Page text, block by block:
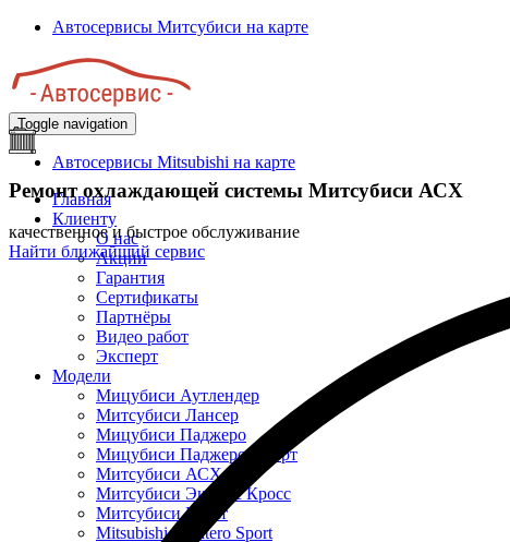
Перейти
основному
содержанию
Автосервисы Митсубиси на карте
Toggle navigation
Автосервисы Mitsubishi на карте
Главная
Клиенту
О нас
Акции
Гарантия
Сертификаты
Партнёры
Видео работ
Эксперт
Модели
Мицубиси Аутлендер
Митсубиси Лансер
Мицубиси Паджеро
Мицубиси Паджеро Спорт
Митсубиси АСХ
Митсубиси Эклипс Кросс
Митсубиси Кольт
Mitsubishi Montero Sport
Ремонт охлаждающей системы Митсубиси АСХ
качественное и быстрое обслуживание
Найти ближайший сервис